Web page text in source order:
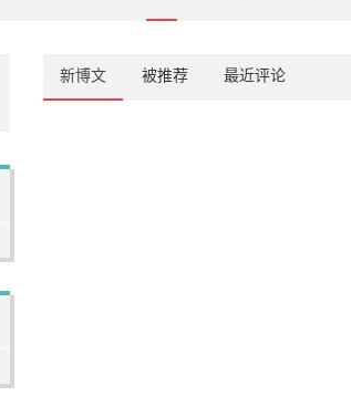
新博文 被推荐 最近评论